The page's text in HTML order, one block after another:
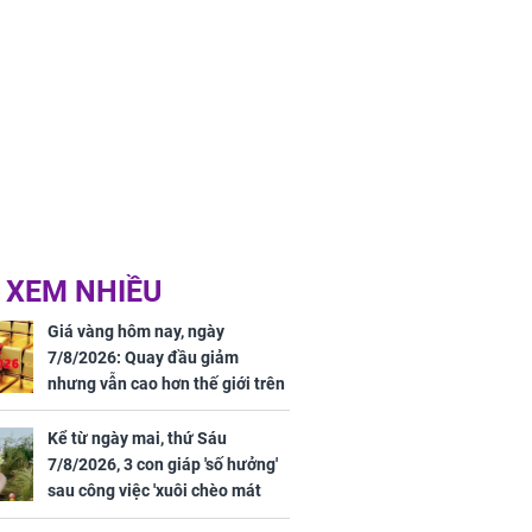
NHIỀU
Giá vàng hôm nay, ngày
7/8/2026: Quay đầu giảm
nhưng vẫn cao hơn thế giới trên
7 triệu đồng
Kể từ ngày mai, thứ Sáu
7/8/2026, 3 con giáp 'số hưởng'
sau công việc 'xuôi chèo mát
mái', tiền tài 'thu về như nước',